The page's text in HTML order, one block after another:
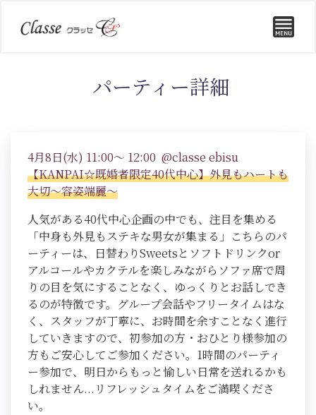
パーティー詳細
4月8日(水) 11:00～ 12:00 @classe ebisu
【KANPAI☆既婚者限定40代中心】外見もハートも
大切～容姿端麗～
人気がある40代中心企画の中でも、注目を集める
「中身も外見もステキな男女が集まる」こちらのパ
ーティーは、日替わりSweetsとソフトドリンクor
アルコールやカクテルを楽しみながらソファ席で周
りの目を気にすることなく、ゆっくりとお話しでき
るのが特徴です。グループ会話やフリータイムはな
く、スタッフが丁寧に、お時間を余すことなく進行
していきますので、初参加の方・おひとり様参加の
方もご安心してご参加ください。1時間のパーティ
ー参加で、明日からもっと愉しい日常を送れるかも
しれません...リフレッシュタイムをご満喫くださ
い。